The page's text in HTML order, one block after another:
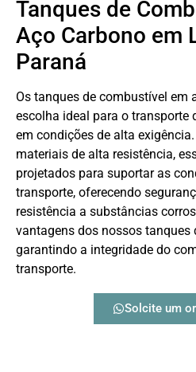
Tanques de
Aço Carbono em
Paraná
Os tanques de combustível em
escolha ideal para o transporte
em condições de alta
materiais de alta resistência,
projetados para suportar as
transporte, oferecendo
resistência a substâncias
vantagens dos nossos tanques
garantindo a integridade do
transporte.
Solcite um